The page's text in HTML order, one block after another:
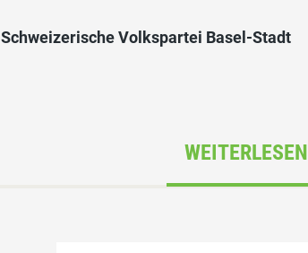
Schweizerische Volkspartei Basel-Stadt
WEITERLESEN